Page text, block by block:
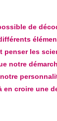
de
penser les
notre
en croire une